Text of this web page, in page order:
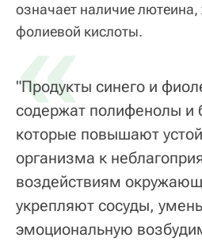
означает наличие
фолиевой кислоты.
«
"Продукты синего и
содержат полифенолы и
которые повышают
организма к
воздействиям
укрепляют сосуды,
эмоциональную